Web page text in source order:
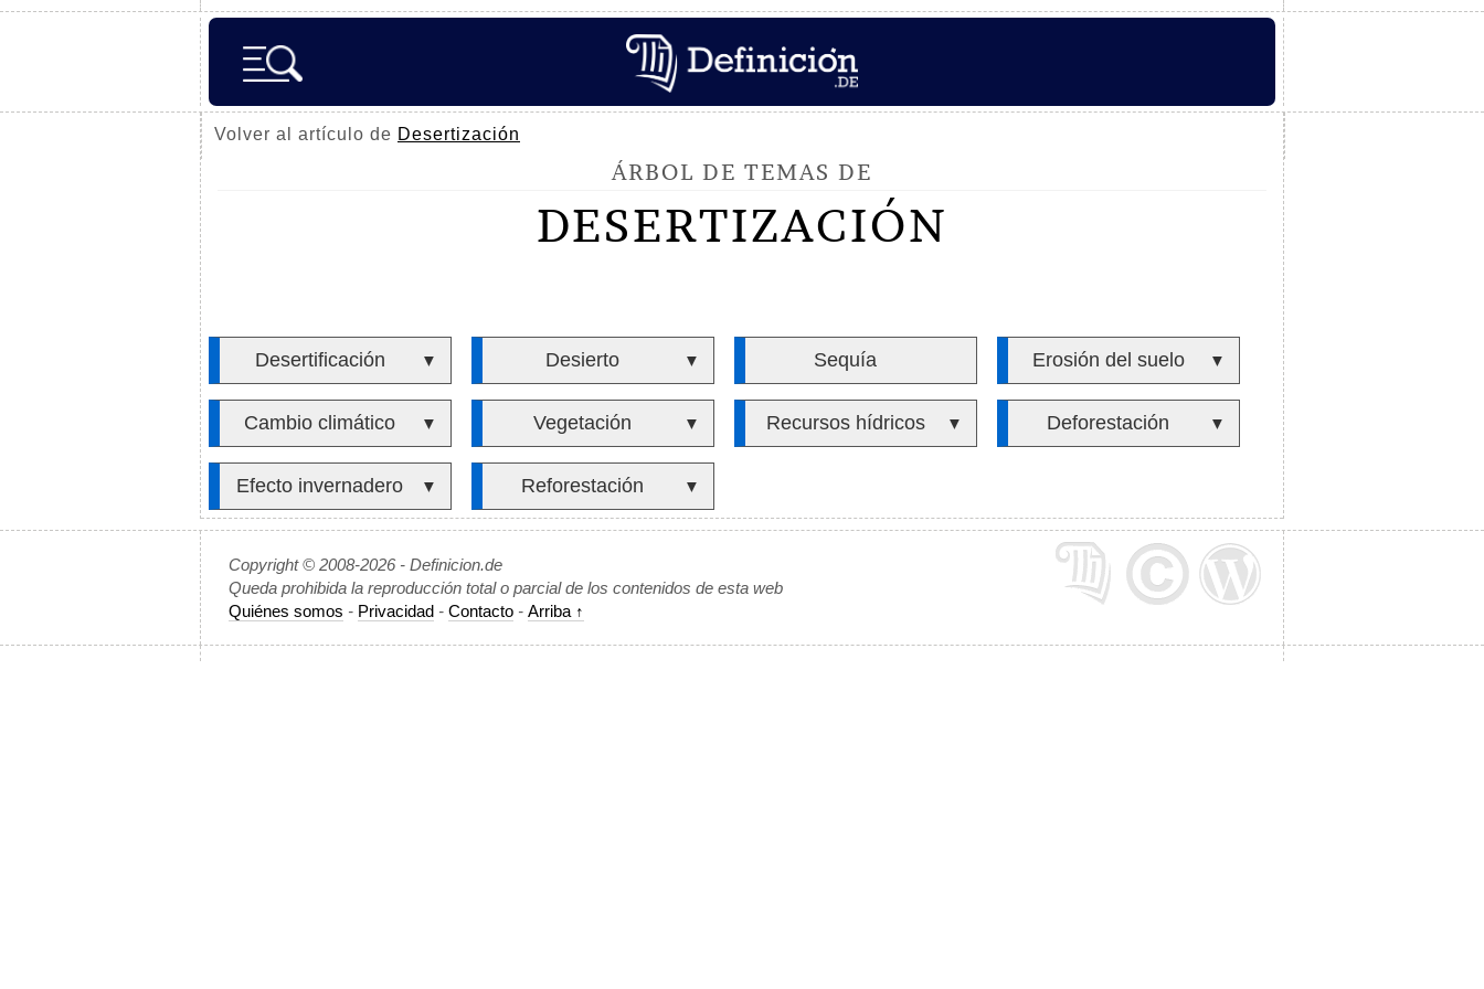
Volver al artículo de Desertización
ÁRBOL DE TEMAS DE
DESERTIZACIÓN
Desertificación ▼ Desierto ▼ Sequía Erosión del suelo ▼
Cambio climático ▼ Vegetación ▼ Recursos hídricos ▼ Deforestación ▼
Efecto invernadero ▼ Reforestación ▼
Copyright © 2008-2026 - Definicion.de
Queda prohibida la reproducción total o parcial de los contenidos de esta web
Quiénes somos - Privacidad - Contacto - Arriba ↑